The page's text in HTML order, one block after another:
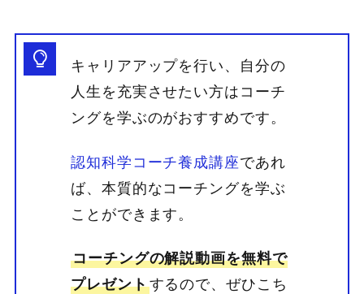
キャリアアップを行い、自分の
人生を充実させたい方はコーチ
ングを学ぶのがおすすめです。
認知科学コーチ養成講座であれ
ば、本質的なコーチングを学ぶ
ことができます。
コーチングの解説動画を無料で
プレゼントするので、ぜひこち